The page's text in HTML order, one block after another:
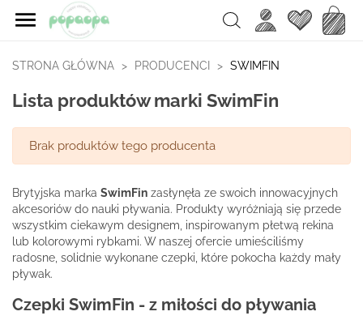
 Search Ulubione
STRONA GŁÓWNA PRODUCENCI SWIMFIN
Lista produktów marki SwimFin
Brak produktów tego producenta
Brytyjska marka SwimFin zasłynęła ze swoich innowacyjnych
akcesoriów do nauki pływania. Produkty wyróżniają się przede
wszystkim ciekawym designem, inspirowanym płetwą rekina
lub kolorowymi rybkami. W naszej ofercie umieściliśmy
radosne, solidnie wykonane czepki, które pokocha każdy mały
pływak.
Czepki SwimFin - z miłości do pływania